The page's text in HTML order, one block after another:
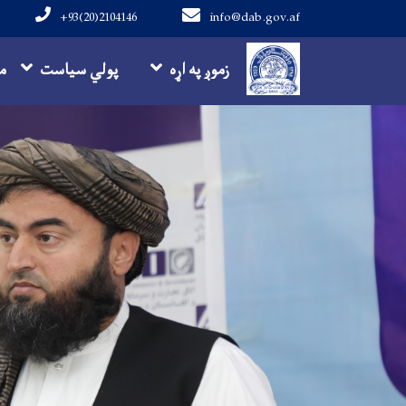
info@dab.gov.af
+93(20)2104146
Main navigation
زموږ په اړه پولي سیاست